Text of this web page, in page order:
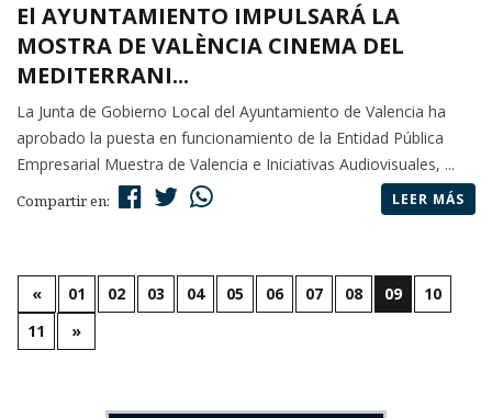
El AYUNTAMIENTO IMPULSARÁ LA
MOSTRA DE VALÈNCIA CINEMA DEL
MEDITERRANI...
La Junta de Gobierno Local del Ayuntamiento de Valencia ha
aprobado la puesta en funcionamiento de la Entidad Pública
Empresarial Muestra de Valencia e Iniciativas Audiovisuales, ...
Compartir en: LEER MÁS
« 01 02 03 04 05 06 07 08 09
10
11
»